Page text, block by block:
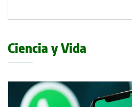
Ciencia y Vida